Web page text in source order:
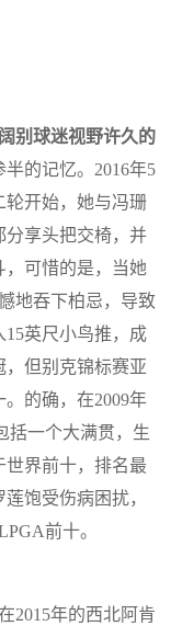
别球迷视野许久的
的记忆。2016年5
轮开始，她与冯珊
分享头把交椅，并
，可惜的是，当她
地吞下柏忌，导致
15英尺小鸟推，成
但别克锦标赛亚
的确，在2009年
括一个大满贯，生
世界前十，排名最
饱受伤病困扰，
前十。
2015年的西北阿肯